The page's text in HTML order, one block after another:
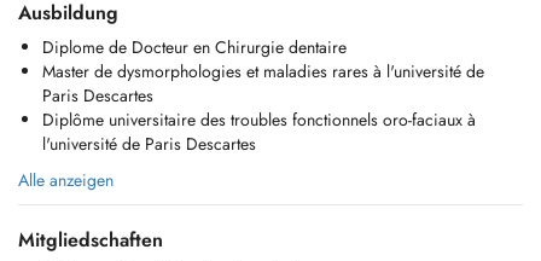
troubles oro-faciaux (occlusodontie, douleurs oro-faciales, bruxisme,
douleurs ou blocages au niveau des articulations temporo-
mandibulaires ATM, apnée du sommeil, ronflements).
Lors de la première consultation, un bilan complet sera réalisé afin de
vous informer sur les éventuels traitements et de vous y apporter toutes
les explications nécessaires.
Ausbildung
Diplome de Docteur en Chirurgie dentaire
Master de dysmorphologies et maladies rares à l'université de
Paris Descartes
Diplôme universitaire des troubles fonctionnels oro-faciaux à
l'université de Paris Descartes
Alle anzeigen
Mitgliedschaften